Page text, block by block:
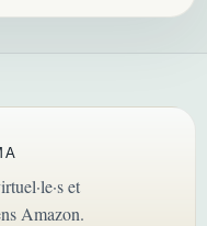
et
Amazon.